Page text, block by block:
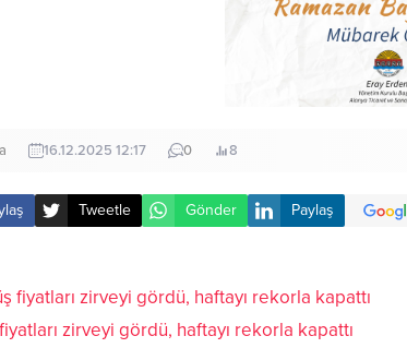
16.12.2025 12:17 0 8
Tweetle Gönder Paylaş
zirveyi gördü, haftayı rekorla kapattı